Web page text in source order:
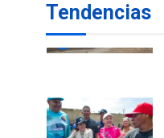
Tendencias
2